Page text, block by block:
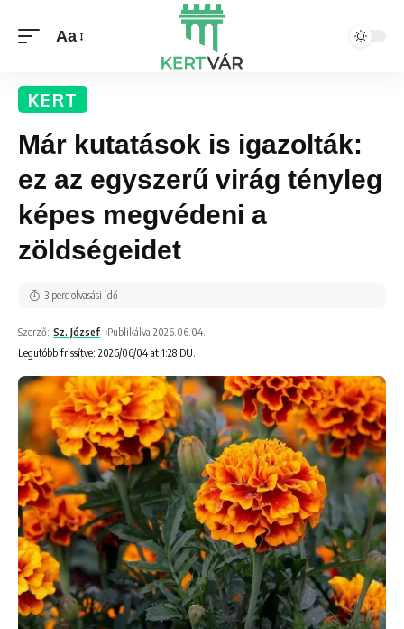
Aa
KERT
Már kutatások is igazolták:
ez az egyszerű virág tényleg
képes megvédeni a
zöldségeidet
Legutóbb frissítve: 2026/06/04 at 1:28 DU.
Szerző: Sz. József Publikálva 2026.06.04.
3 perc olvasási idő